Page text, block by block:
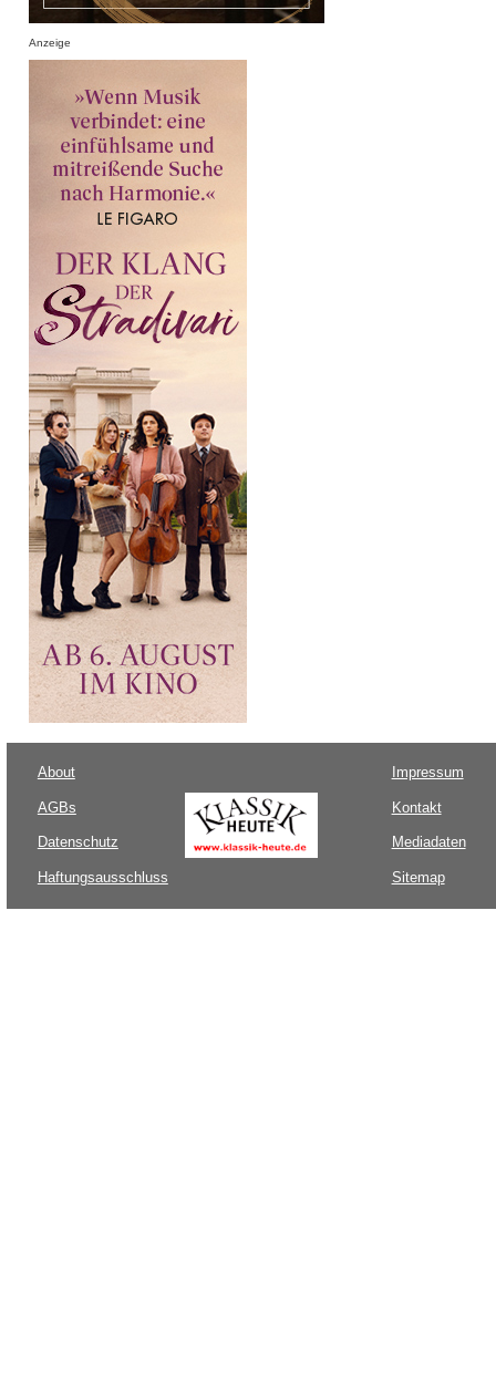
Anzeige
About
AGBs
Datenschutz
Haftungsausschluss
Impressum
Kontakt
Mediadaten
Sitemap